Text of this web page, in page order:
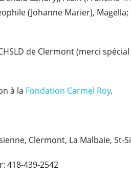
(Johanne Marier),
de Clermont (merci
à la Fondation Carmel Roy.
Clermont, La Malbaie, St-
418-439-2542